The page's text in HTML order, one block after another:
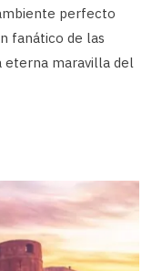
perfecto
fanático de las
eterna maravilla del